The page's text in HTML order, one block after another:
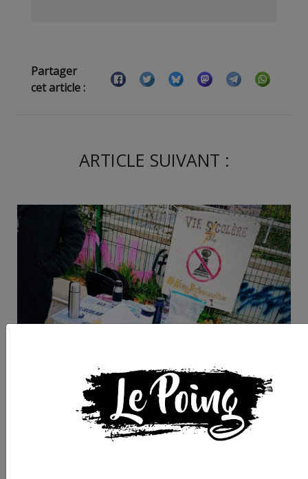
Partager
cet article :
ARTICLE SUIVANT :
mobilisation perdure
pour le second jour !